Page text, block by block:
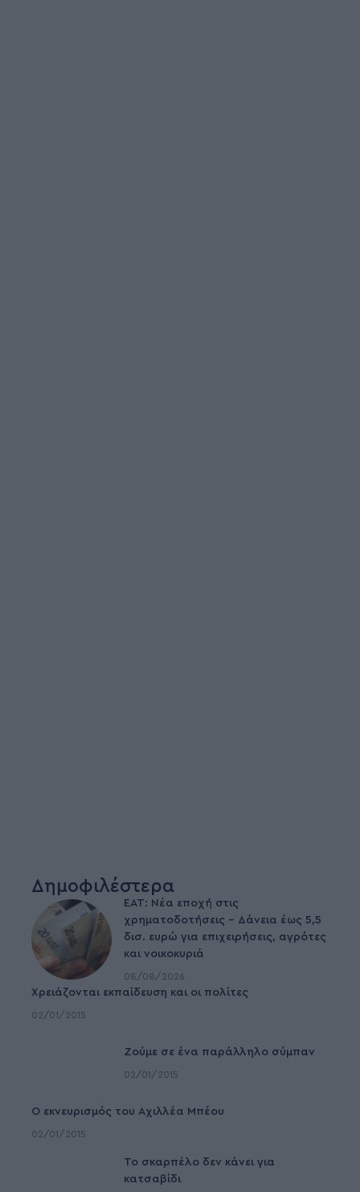
Δημοφιλέστερα
ΕΑΤ: Νέα εποχή στις
χρηματοδοτήσεις – Δάνεια έως 5,5
δισ. ευρώ για επιχειρήσεις, αγρότες
και νοικοκυριά
08/08/2026
Χρειάζονται εκπαίδευση και οι πολίτες
02/01/2015
Ζούμε σε ένα παράλληλο σύμπαν
02/01/2015
Ο εκνευρισμός του Αχιλλέα Μπέου
02/01/2015
To σκαρπέλο δεν κάνει για
κατσαβίδι